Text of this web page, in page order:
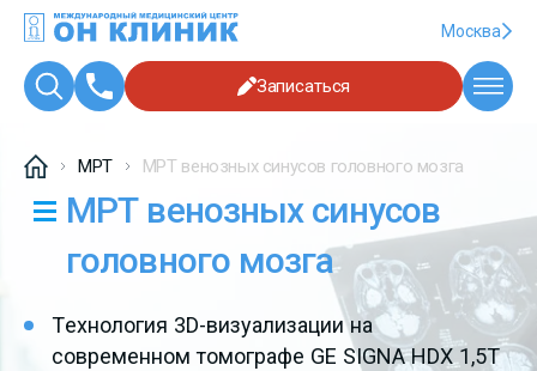
Москва
Записаться
МРТ МРТ венозных синусов головного мозга
МРТ венозных синусов
головного мозга
Технология 3D-визуализации на
современном томографе GE SIGNA HDX 1,5T